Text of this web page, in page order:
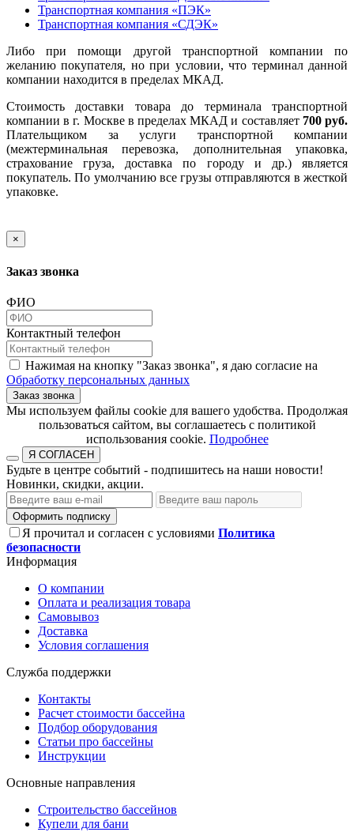
Транспортная компания «ПЭК»
Транспортная компания «СДЭК»
Либо при помощи другой транспортной компании по
желанию покупателя, но при условии, что терминал данной
компании находится в пределах МКАД.
Стоимость доставки товара до терминала транспортной
компании в г. Москве в пределах МКАД и составляет 700 руб.
Плательщиком за услуги транспортной компании
(межтерминальная перевозка, дополнительная упаковка,
страхование груза, доставка по городу и др.) является
покупатель. По умолчанию все грузы отправляются в жесткой
упаковке.
×
Заказ звонка
ФИО
Контактный телефон
Нажимая на кнопку "Заказ звонка", я даю согласие на
Обработку персональных данных
Заказ звонка
​​​​​​​Мы используем файлы cookie для вашего удобства. Продолжая
пользоваться сайтом, вы соглашаетесь с политикой
использования cookie.​​​​​​​ Подробнее
Я СОГЛАСЕН
Будьте в центре событий - подпишитесь на наши новости!
Новинки, скидки, акции.
Оформить подписку
Я прочитал и согласен с условиями Политика
безопасности
Информация
О компании
Оплата и реализация товара
Самовывоз
Доставка
Условия соглашения
Служба поддержки
Контакты
Расчет стоимости бассейна
Подбор оборудования
Статьи про бассейны
Инструкции
Основные направления
Строительство бассейнов
Купели для бани